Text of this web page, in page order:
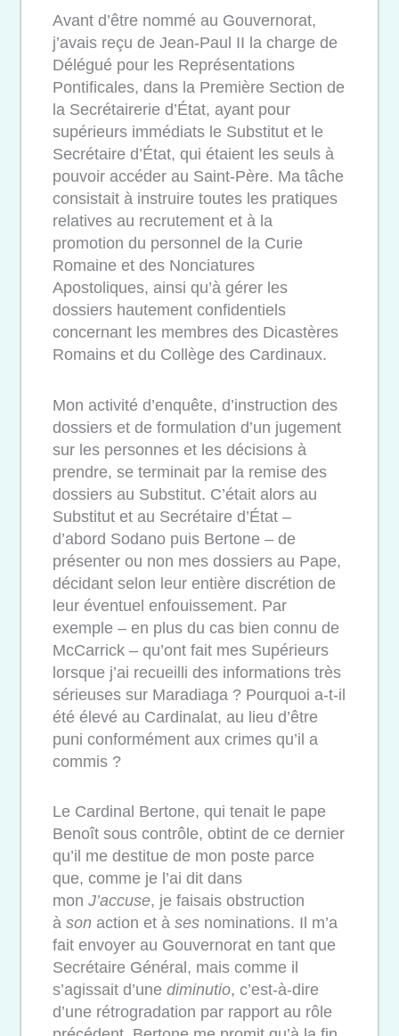
Avant d’être nommé au Gouvernorat,
j’avais reçu de Jean-Paul II la charge de
Délégué pour les Représentations
Pontificales, dans la Première Section de
la Secrétairerie d’État, ayant pour
supérieurs immédiats le Substitut et le
Secrétaire d’État, qui étaient les seuls à
pouvoir accéder au Saint-Père. Ma tâche
consistait à instruire toutes les pratiques
relatives au recrutement et à la
promotion du personnel de la Curie
Romaine et des Nonciatures
Apostoliques, ainsi qu’à gérer les
dossiers hautement confidentiels
concernant les membres des Dicastères
Romains et du Collège des Cardinaux.
Mon activité d’enquête, d’instruction des
dossiers et de formulation d’un jugement
sur les personnes et les décisions à
prendre, se terminait par la remise des
dossiers au Substitut. C’était alors au
Substitut et au Secrétaire d’État –
d’abord Sodano puis Bertone – de
présenter ou non mes dossiers au Pape,
décidant selon leur entière discrétion de
leur éventuel enfouissement. Par
exemple – en plus du cas bien connu de
McCarrick – qu’ont fait mes Supérieurs
lorsque j’ai recueilli des informations très
sérieuses sur Maradiaga ? Pourquoi a-t-il
été élevé au Cardinalat, au lieu d’être
puni conformément aux crimes qu’il a
commis ?
Le Cardinal Bertone, qui tenait le pape
Benoît sous contrôle, obtint de ce dernier
qu’il me destitue de mon poste parce
que, comme je l’ai dit dans
mon J’accuse, je faisais obstruction
à son action et à ses nominations. Il m’a
fait envoyer au Gouvernorat en tant que
Secrétaire Général, mais comme il
s’agissait d’une diminutio, c’est-à-dire
d’une rétrogradation par rapport au rôle